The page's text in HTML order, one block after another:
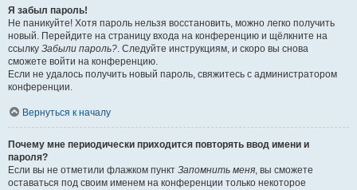
Я забыл пароль!
Не паникуйте! Хотя пароль нельзя восстановить, можно легко получить
новый. Перейдите на страницу входа на конференцию и щёлкните на
ссылку Забыли пароль?. Следуйте инструкциям, и скоро вы снова
сможете войти на конференцию.
Если не удалось получить новый пароль, свяжитесь с администратором
конференции.
Вернуться к началу
Почему мне периодически приходится повторять ввод имени и
пароля?
Если вы не отметили флажком пункт Запомнить меня, вы сможете
оставаться под своим именем на конференции только некоторое